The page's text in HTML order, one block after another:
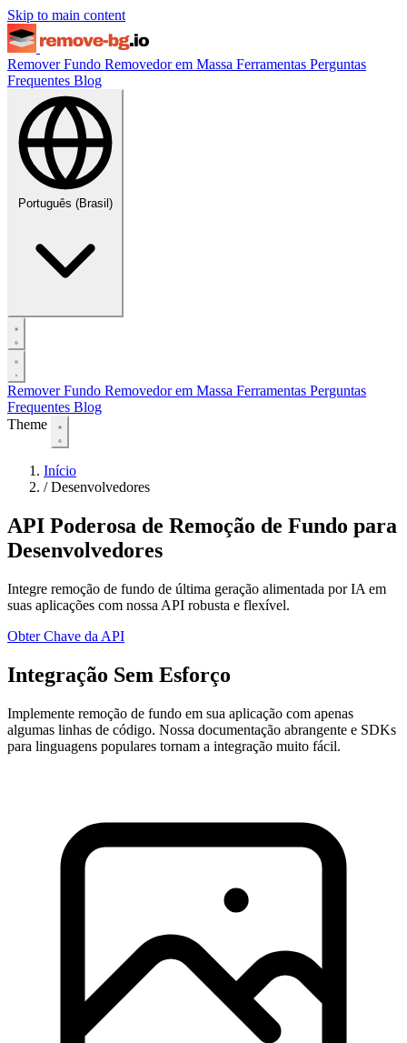
Skip to main content
Remover Fundo Removedor em Massa Ferramentas Perguntas
Frequentes Blog
Português (Brasil)
Remover Fundo Removedor em Massa Ferramentas Perguntas
Frequentes Blog
Theme
Início
/ Desenvolvedores
API Poderosa de Remoção de Fundo para
Desenvolvedores
Integre remoção de fundo de última geração alimentada por IA em
suas aplicações com nossa API robusta e flexível.
Obter Chave da API
Integração Sem Esforço
Implemente remoção de fundo em sua aplicação com apenas
algumas linhas de código. Nossa documentação abrangente e SDKs
para linguagens populares tornam a integração muito fácil.